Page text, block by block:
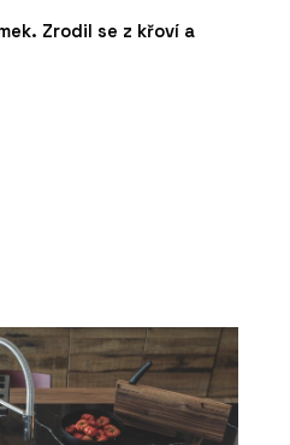
Zrodil se z křoví a